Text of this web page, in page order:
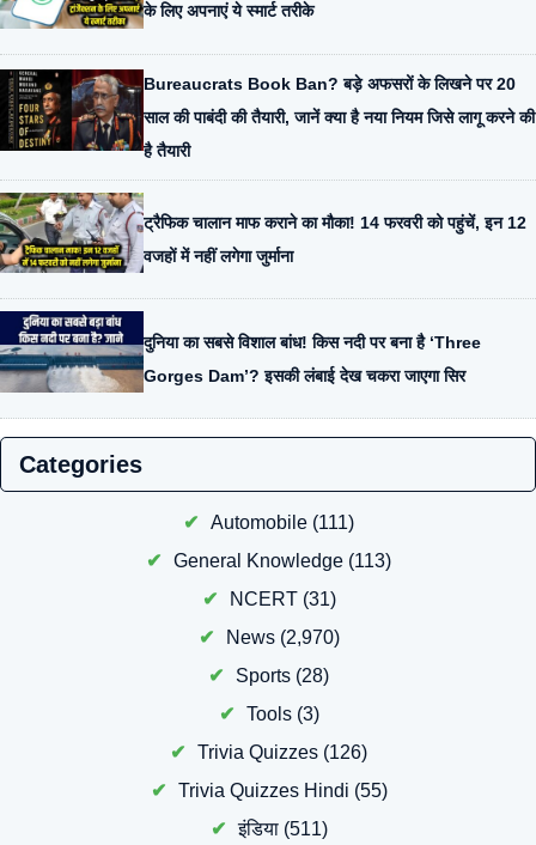
के लिए अपनाएं ये स्मार्ट तरीके
Bureaucrats Book Ban? बड़े अफसरों के लिखने पर 20
साल की पाबंदी की तैयारी, जानें क्या है नया नियम जिसे लागू करने की
है तैयारी
ट्रैफिक चालान माफ कराने का मौका! 14 फरवरी को पहुंचें, इन 12
वजहों में नहीं लगेगा जुर्माना
दुनिया का सबसे विशाल बांध! किस नदी पर बना है ‘Three
Gorges Dam’? इसकी लंबाई देख चकरा जाएगा सिर
Categories
Automobile (111)
General Knowledge (113)
NCERT(31)
News(2,970)
Sports (28)
Tools(3)
Trivia Quizzes (126)
Trivia Quizzes Hindi (55)
इंडिया(511)